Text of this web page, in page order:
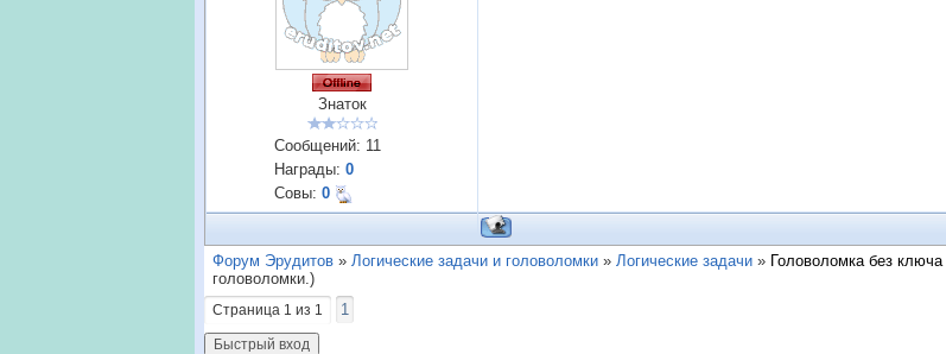
Знаток
Сообщений: 11
Награды: 0
Совы: 0
Форум Эрудитов » Логические задачи и головоломки » Логические задачи » Головоломка без ключа
головоломки.)
Страница 1 из 1
1